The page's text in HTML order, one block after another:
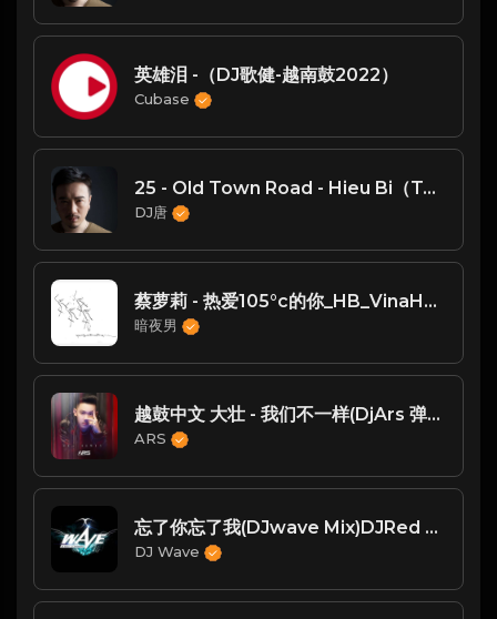
英雄泪 -（DJ歌健-越南鼓2022）
Cubase
25 - Old Town Road - Hieu Bi（TANG唐 Vina mix）
DJ唐
蔡萝莉 - 热爱105°c的你_HB_VinaHouse 2025 Remix
暗夜男
越鼓中文 大壮 - 我们不一样(DjArs 弹ElectroHouse Rmx 2018 越南鼓)
ARS
忘了你忘了我(DJwave Mix)DJRed Beans订制
DJ Wave